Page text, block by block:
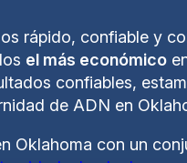
rápido, confiable y
el más económico
confiables,
de ADN en
Oklahoma con un